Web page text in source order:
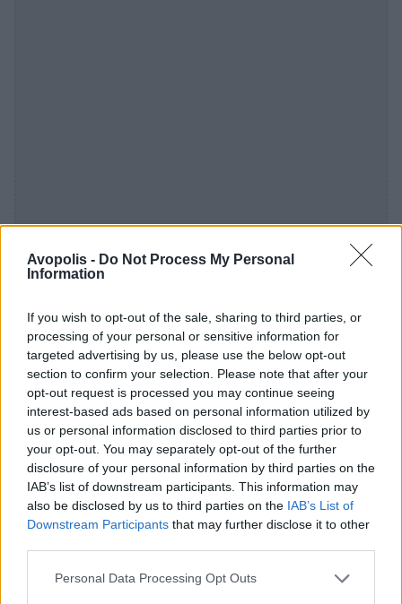
Avopolis - Do Not Process My Personal
Information
If you wish to opt-out of the sale, sharing to third parties, or
processing of your personal or sensitive information for
targeted advertising by us, please use the below opt-out
section to confirm your selection. Please note that after your
opt-out request is processed you may continue seeing
interest-based ads based on personal information utilized by
us or personal information disclosed to third parties prior to
your opt-out. You may separately opt-out of the further
disclosure of your personal information by third parties on the
IAB’s list of downstream participants. This information may
also be disclosed by us to third parties on the IAB’s List of
Downstream Participants that may further disclose it to other
Personal Data Processing Opt Outs